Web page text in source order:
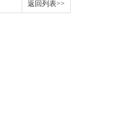
返回列表>>